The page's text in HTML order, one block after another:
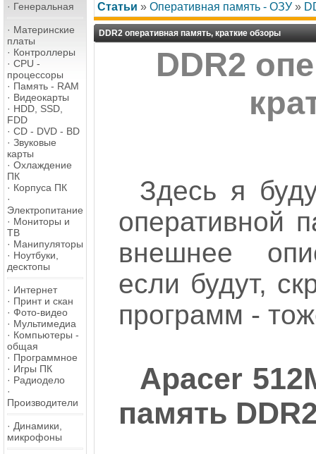
· Генеральная
· Материнские
платы
· Контроллеры
· CPU -
процессоры
· Память - RAM
· Видеокарты
· HDD, SSD,
FDD
· CD - DVD - BD
· Звуковые
карты
· Охлаждение
ПК
· Корпуса ПК
·
Электропитание
· Мониторы и
ТВ
· Манипуляторы
· Ноутбуки,
десктопы
· Интернет
· Принт и скан
· Фото-видео
· Мультимедиа
· Компьютеры -
общая
· Программное
· Игры ПК
· Радиодело
·
Производители
· Динамики,
микрофоны
Статьи » Оперативная память - ОЗУ »
DDR2 оперативная память, краткие обзоры
DDR2
Здесь я
оперативной
внешнее
если будут,
программ -
Apacer
память